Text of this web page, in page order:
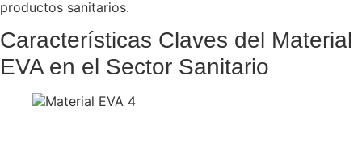
productos sanitarios.
Características Claves del Material
EVA en el Sector Sanitario